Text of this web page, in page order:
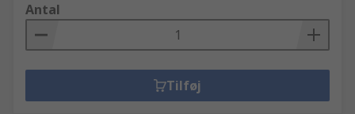
Antal
Tilføj